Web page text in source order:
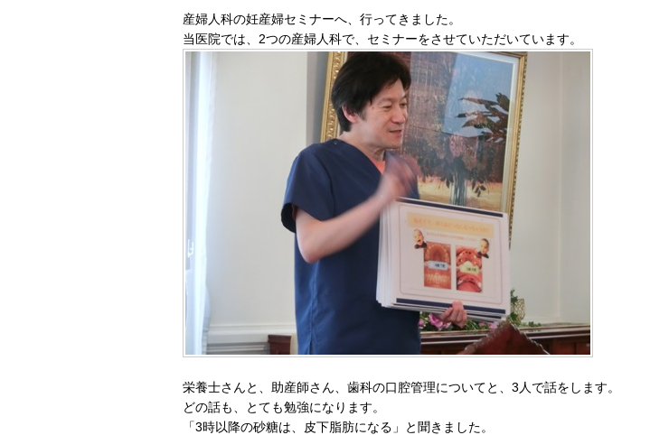
産婦人科の妊産婦セミナーへ、行ってきました。
当医院では、2つの産婦人科で、セミナーをさせていただいています。
栄養士さんと、助産師さん、歯科の口腔管理についてと、3人で話をします。
どの話も、とても勉強になります。
「3時以降の砂糖は、皮下脂肪になる」と聞きました。